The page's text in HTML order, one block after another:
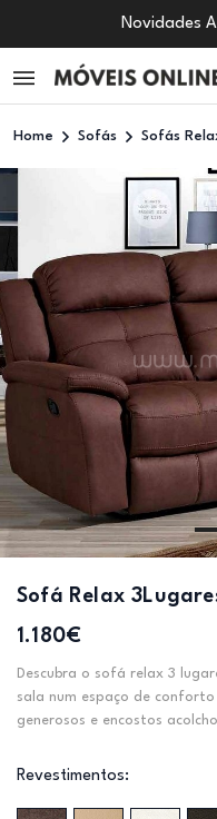
Novidades
Home Sofás Sofás
Sofá Relax
1.180€
Descubra o sofá relax 3
sala num espaço de
generosos e encostos
Revestimentos: